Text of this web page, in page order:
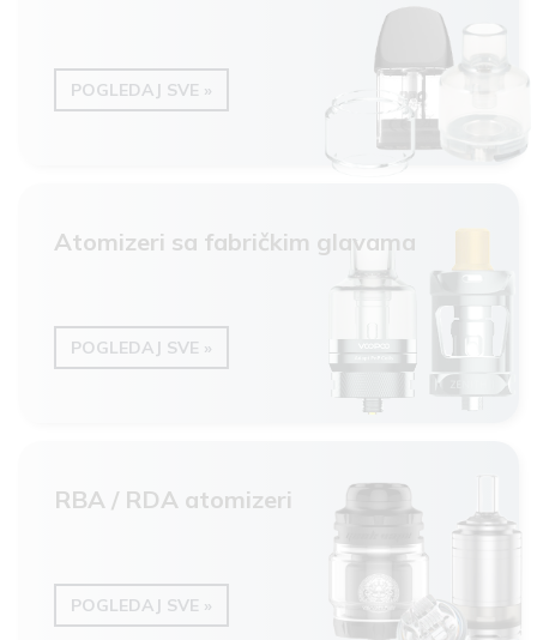
POGLEDAJ SVE »
Atomizeri sa fabričkim glavama
POGLEDAJ SVE »
RBA / RDA atomizeri
POGLEDAJ SVE »